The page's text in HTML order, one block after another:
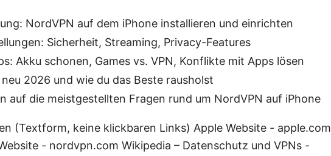
NordVPN auf dem iPhone installieren und einrichten
Sicherheit, Streaming, Privacy-Features
Akku schonen, Games vs. VPN, Konflikte mit Apps lösen
2026 und wie du das Beste rausholst
auf die meistgestellten Fragen rund um NordVPN auf iPhone
(Textform, keine klickbaren Links) Apple Website - apple.com
- nordvpn.com Wikipedia – Datenschutz und VPNs -